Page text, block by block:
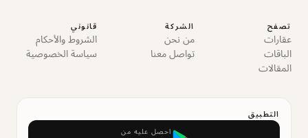
تصفح
عقارات
الباقات
المقالات
الشركة
من نحن
تواصل معنا
قانوني
الشروط والأحكام
سياسة الخصوصية
التطبيق
احصل عليه من